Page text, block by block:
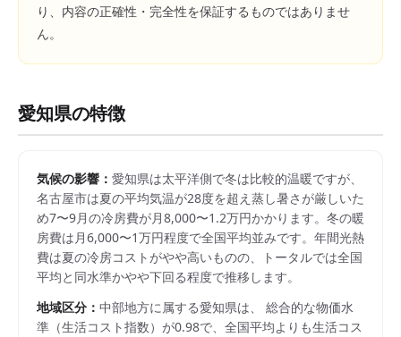
り、内容の正確性・完全性を保証するものではありませ
ん。
愛知県の特徴
気候の影響： 愛知県は太平洋側で冬は比較的温暖ですが、
名古屋市は夏の平均気温が28度を超え蒸し暑さが厳しいた
め7〜9月の冷房費が月8,000〜1.2万円かかります。冬の暖
房費は月6,000〜1万円程度で全国平均並みです。年間光熱
費は夏の冷房コストがやや高いものの、トータルでは全国
平均と同水準かやや下回る程度で推移します。
地域区分： 中部地方に属する愛知県は、 総合的な物価水
準（生活コスト指数）が0.98で、 全国平均よりも生活コス